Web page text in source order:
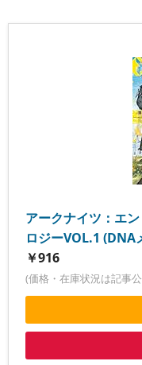
アークナイツ：エ
ロジーVOL.1 (DNA
￥916
(価格・在庫状況は記事